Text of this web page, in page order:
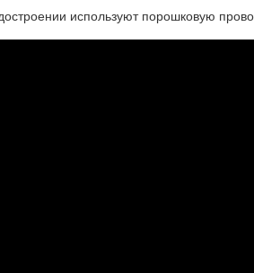
используют порошковую